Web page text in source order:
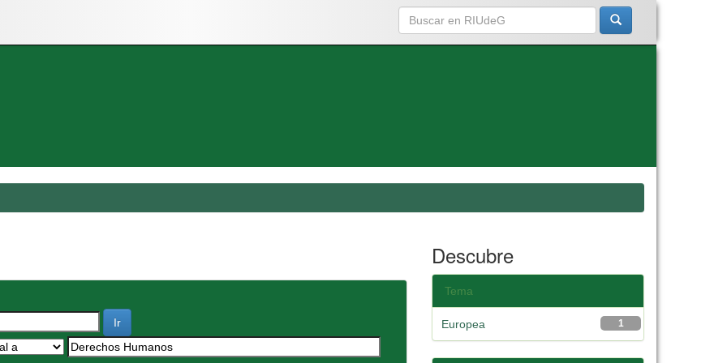
Descubre
Tema
1
Europea